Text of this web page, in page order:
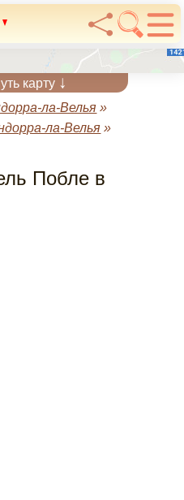
карту ↓
ла-Велья »
ла-Велья »
Побле в